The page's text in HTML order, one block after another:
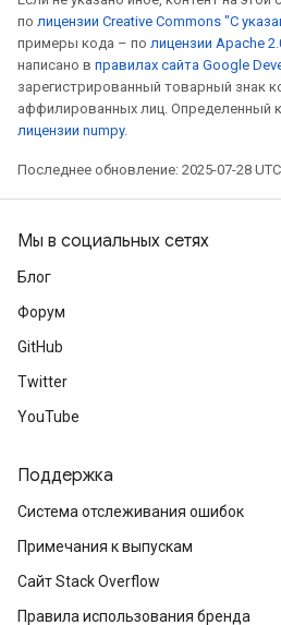
по лицензии Creative Commons "С
примеры кода – по лицензии Apache
написано в правилах сайта Google
зарегистрированный товарный знак
аффилированных лиц. Определенный
лицензии numpy.
Последнее обновление: 2025-07-28
Мы в социальных сетях
Блог
Форум
GitHub
Twitter
YouTube
Поддержка
Система отслеживания ошибок
Примечания к выпускам
Сайт Stack Overflow
Правила использования бренда